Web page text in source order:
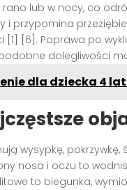
lub w nocy, co
i przypomina
[1] [6]. Poprawa po
dolegliwości
dla dziecka 4
wysypkę, pokrzywkę,
nosa i oczu to
to biegunka,